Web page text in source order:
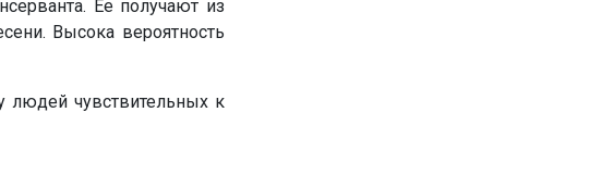
Ее получают из
Высока вероятность
людей чувствительных к